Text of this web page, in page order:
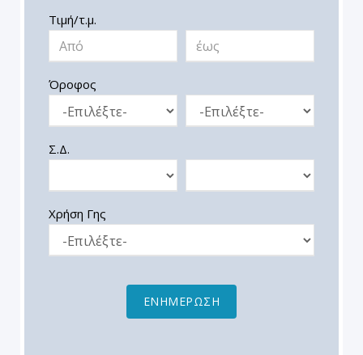
Τιμή/τ.μ.
Όροφος
Σ.Δ.
Χρήση Γης
ΕΝΗΜΕΡΩΣΗ